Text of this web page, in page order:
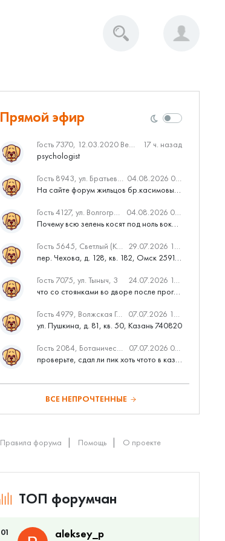
Прямой эфир
Гость 7370, 12.03.2020 Вебинар от Нмаркет.ПРО: «Актуальное об ипотеке: что нужно знать»
17 ч. назад
psychologist
Гость 8943, ул. Братьев Касимовых, 62 04.08.2026 08:34
На сайте форум жильцов бр.касимовых 62у дома растут красивые...
Гость 4127, ул. Волгоградская, 41 04.08.2026 04:46
Почему всю зелень косят под ноль вокруг дома,в полисадниках....
Гость 5645, Светлый (Куюки) 29.07.2026 10:31
пер. Чехова, д. 128, кв. 182, Омск 259145
Гость 7075, ул. Тыныч, 3 24.07.2026 14:01
что со стоянками во дворе после программы наш двор
Гость 4979, Волжская Гавань
07.07.2026 10:53
ул. Пушкина, д. 81, кв. 50, Казань 740820
Гость 2084, Ботаническая 3 (ПИК, бизнес-класс) 07.07.2026 07:28
проверьте, сдал ли пик хоть чтото в казани вовремя?
ВСЕ НЕПРОЧТЕННЫЕ
Правила форума Помощь О проекте
ТОП форумчан
01 aleksey_p